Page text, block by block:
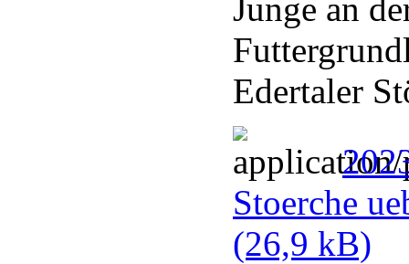
Junge an
Edertaler
Stoerche
(26,9 kB)